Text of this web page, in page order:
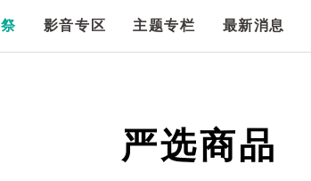
影音专区 主题专栏 最新消息
严选商品